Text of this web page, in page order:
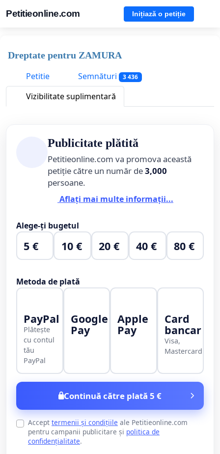
Petitieonline.com Inițiază o petiție
Dreptate pentru ZAMURA
Petitie
Semnături 3 436
Vizibilitate suplimentară
Publicitate plătită
Petitieonline.com va promova această
petiție către un număr de3,000
persoane.
Aflați mai multe informații...
Alege-ți bugetul
5 € 10 € 20 € 40 € 80 €
Metoda de plată
PayPal
Plătește
cu contul
tău
PayPal
Google
Pay
Apple
Pay
Card
bancar
Visa,
Mastercard
Continuă către plată 5 €
Accept termenii și condițiile ale Petitieonline.com
pentru campanii publicitare și politica de
confidențialitate.